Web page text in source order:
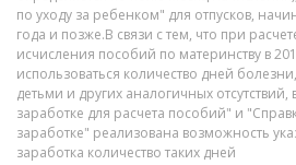
по уходу за ребенком" для отпусков,
года и позже.В связи с тем, что при
исчисления пособий по материнству в
использоваться количество дней
детьми и других аналогичных отсутствий,
заработке для расчета пособий" и
заработке" реализована возможность
заработка количество таких дней